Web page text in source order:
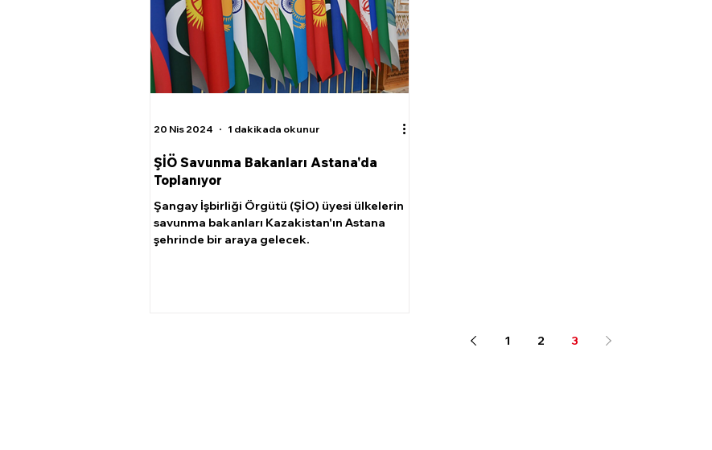
ŞİÖ Savunma Bakanları Astana'da
Toplanıyor
Şangay İşbirliği Örgütü (ŞİO) üyesi ülkelerin
savunma bakanları Kazakistan'ın Astana
şehrinde bir araya gelecek.
20 Nis 2024 1 dakikada okunur
1 2 3